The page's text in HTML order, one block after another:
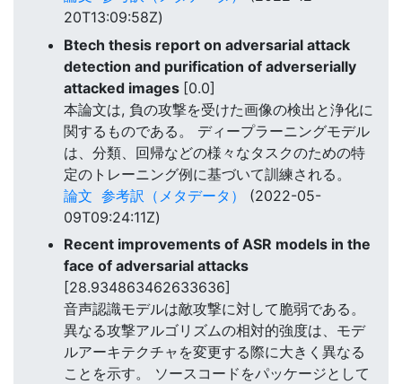
20T13:09:58Z)
Btech thesis report on adversarial attack
detection and purification of adverserially
attacked images [0.0]
本論文は, 負の攻撃を受けた画像の検出と浄化に
関するものである。 ディープラーニングモデル
は、分類、回帰などの様々なタスクのための特
定のトレーニング例に基づいて訓練される。
論文 参考訳（メタデータ）
(2022-05-
09T09:24:11Z)
Recent improvements of ASR models in the
face of adversarial attacks
[28.934863462633636]
音声認識モデルは敵攻撃に対して脆弱である。
異なる攻撃アルゴリズムの相対的強度は、モデ
ルアーキテクチャを変更する際に大きく異なる
ことを示す。 ソースコードをパッケージとして